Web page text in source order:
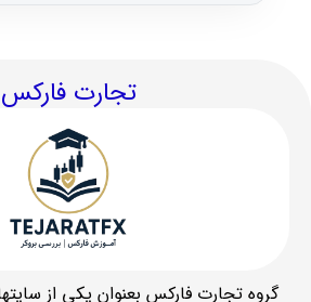
تجارت فارکس
گروه تجارت فارکس بعنوان یکی از